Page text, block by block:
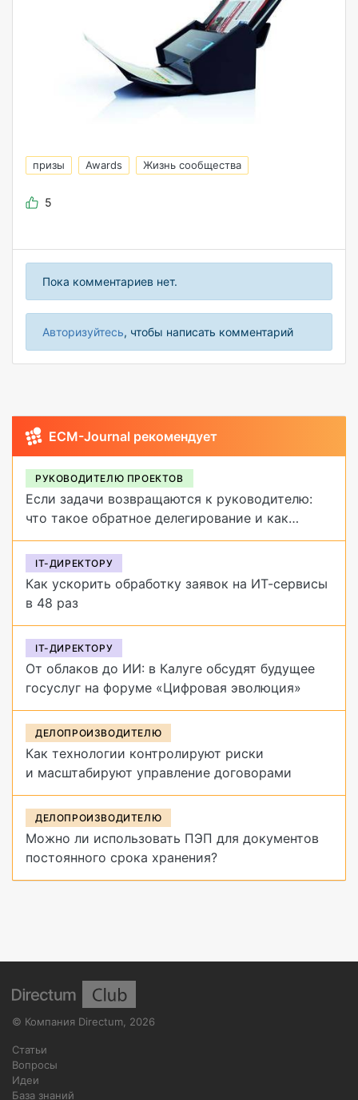
призы Awards Жизнь сообщества
5
Пока комментариев нет.
Авторизуйтесь, чтобы написать комментарий
ECM-Journal рекомендует
РУКОВОДИТЕЛЮ ПРОЕКТОВ
Если задачи возвращаются к руководителю:
что такое обратное делегирование и как
от него избавиться
IT-ДИРЕКТОРУ
Как ускорить обработку заявок на ИТ-сервисы
в 48 раз
IT-ДИРЕКТОРУ
От облаков до ИИ: в Калуге обсудят будущее
госуслуг на форуме «Цифровая эволюция»
ДЕЛОПРОИЗВОДИТЕЛЮ
Как технологии контролируют риски
и масштабируют управление договорами
ДЕЛОПРОИЗВОДИТЕЛЮ
Можно ли использовать ПЭП для документов
постоянного срока хранения?
© Компания Directum 2026
Статьи
Вопросы
Идеи
База знаний